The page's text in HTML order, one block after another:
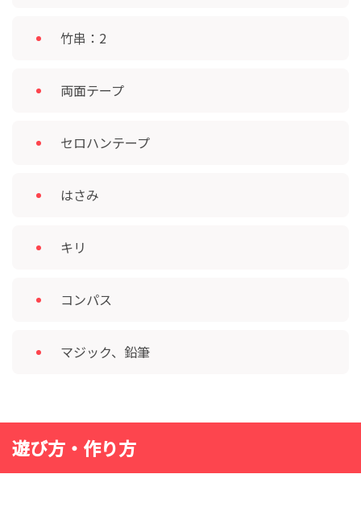
竹串：2
両面テープ
セロハンテープ
はさみ
キリ
コンパス
マジック、鉛筆
遊び方・作り方